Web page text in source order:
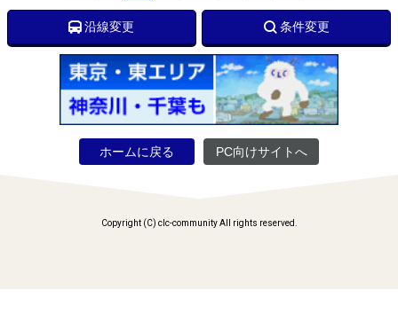
沿線変更 条件変更
ホームに戻る PC向けサイトへ
Copyright (C) clc-community All rights reserved.